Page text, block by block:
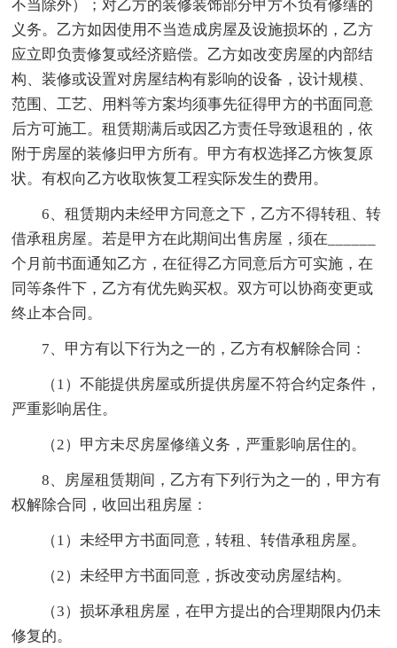
不当除外）；对乙方的装修装饰部分甲方不负有修缮的
义务。乙方如因使用不当造成房屋及设施损坏的，乙方
应立即负责修复或经济赔偿。乙方如改变房屋的内部结
构、装修或设置对房屋结构有影响的设备，设计规模、
范围、工艺、用料等方案均须事先征得甲方的书面同意
后方可施工。租赁期满后或因乙方责任导致退租的，依
附于房屋的装修归甲方所有。甲方有权选择乙方恢复原
状。有权向乙方收取恢复工程实际发生的费用。
6、租赁期内未经甲方同意之下，乙方不得转租、转
借承租房屋。若是甲方在此期间出售房屋，须在______
个月前书面通知乙方，在征得乙方同意后方可实施，在
同等条件下，乙方有优先购买权。双方可以协商变更或
终止本合同。
7、甲方有以下行为之一的，乙方有权解除合同：
（1）不能提供房屋或所提供房屋不符合约定条件，
严重影响居住。
（2）甲方未尽房屋修缮义务，严重影响居住的。
8、房屋租赁期间，乙方有下列行为之一的，甲方有
权解除合同，收回出租房屋：
（1）未经甲方书面同意，转租、转借承租房屋。
（2）未经甲方书面同意，拆改变动房屋结构。
（3）损坏承租房屋，在甲方提出的合理期限内仍未
修复的。